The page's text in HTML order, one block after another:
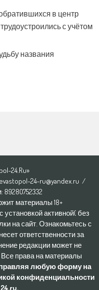
в центр
с учётом
названия
24.Ru»
24-ru@yandex.ru /
материалы 18+
установкой активной( без
на сайт. Ознакомьтесь с
ответственности за
редакции может не
права на материалы
любую форму на
конфиденциальности